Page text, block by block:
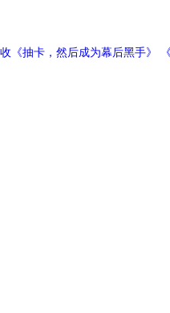
抽卡，然后成为幕后黑手》